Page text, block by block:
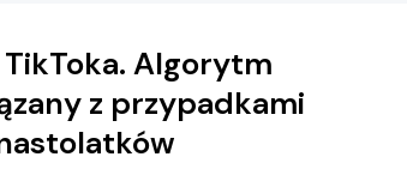
Algorytm
z przypadkami